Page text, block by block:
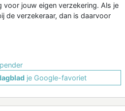
jouw eigen verzekering. Als je
de verzekeraar, dan is daarvoor
je Google-favoriet